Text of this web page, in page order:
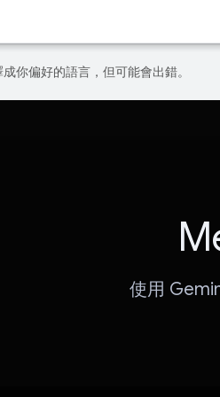
你偏好的語言，但可能會出錯。
使用